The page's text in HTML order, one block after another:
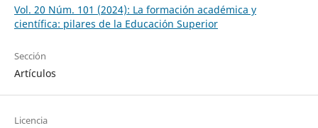
Vol. 20 Núm. 101 (2024): La formación académica y
científica: pilares de la Educación Superior
Sección
Artículos
Licencia